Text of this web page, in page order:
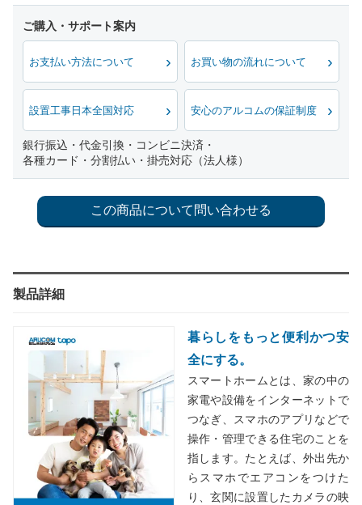
お支払い方法について お買い物の流れについて
設置工事日本全国対応 安心のアルコムの保証制度
銀行振込・代金引換・コンビニ決済・
各種カード・分割払い・掛売対応（法人様）
製品詳細
暮らしをもっと便利かつ安
全にする。
スマートホームとは、家の中の
家電や設備をインターネットで
つなぎ、スマホのアプリなどで
操作・管理できる住宅のことを
指します。たとえば、外出先か
らスマホでエアコンをつけた
り、玄関に設置したカメラの映